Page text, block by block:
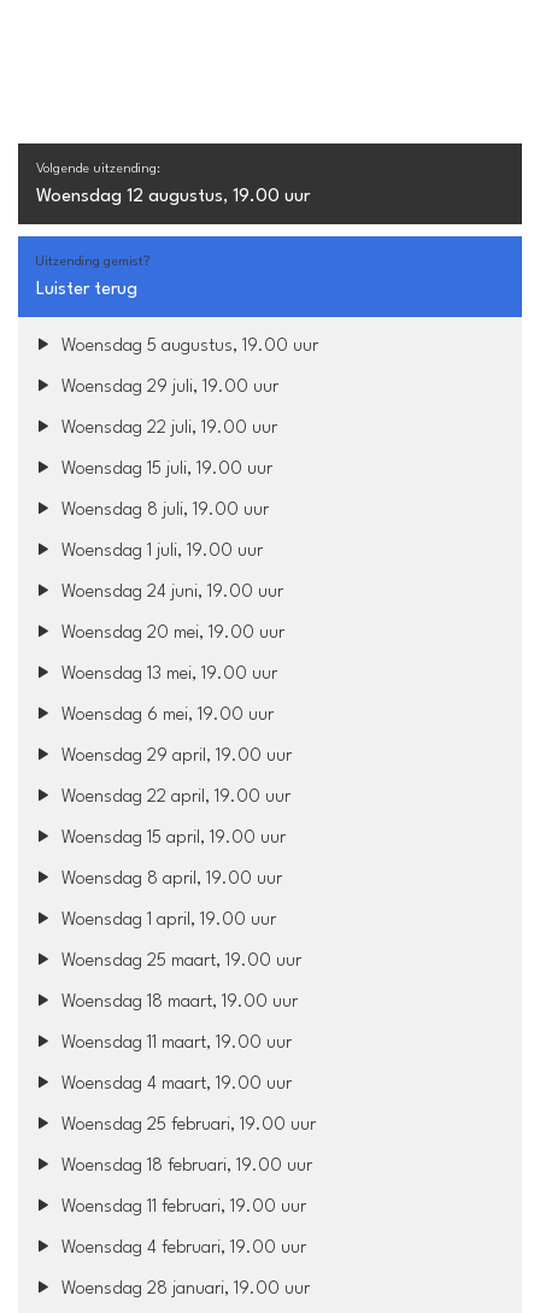
Volgende uitzending:
Woensdag 12 augustus, 19.00 uur
Uitzending gemist?
Luister terug
Woensdag 5 augustus, 19.00 uur
Woensdag 29 juli, 19.00 uur
Woensdag 22 juli, 19.00 uur
Woensdag 15 juli, 19.00 uur
Woensdag 8 juli, 19.00 uur
Woensdag 1 juli, 19.00 uur
Woensdag 24 juni, 19.00 uur
Woensdag 20 mei, 19.00 uur
Woensdag 13 mei, 19.00 uur
Woensdag 6 mei, 19.00 uur
Woensdag 29 april, 19.00 uur
Woensdag 22 april, 19.00 uur
Woensdag 15 april, 19.00 uur
Woensdag 8 april, 19.00 uur
Woensdag 1 april, 19.00 uur
Woensdag 25 maart, 19.00 uur
Woensdag 18 maart, 19.00 uur
Woensdag 11 maart, 19.00 uur
Woensdag 4 maart, 19.00 uur
Woensdag 25 februari, 19.00 uur
Woensdag 18 februari, 19.00 uur
Woensdag 11 februari, 19.00 uur
Woensdag 4 februari, 19.00 uur
Woensdag 28 januari, 19.00 uur